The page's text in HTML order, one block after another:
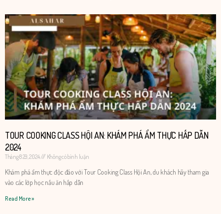
TOUR COOKING CLASS HỘI AN: KHÁM PHÁ ẨM THỰC HẤP DẪN
2024
Tháng 8 29, 2024 Không có bình luận
​​Khám phá ẩm thực độc đáo với Tour Cooking Class Hội An, du khách hãy tham gia
vào các lớp học nấu ăn hấp dẫn
Read More »